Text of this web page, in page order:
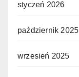
styczeń 2026
październik 2025
wrzesień 2025